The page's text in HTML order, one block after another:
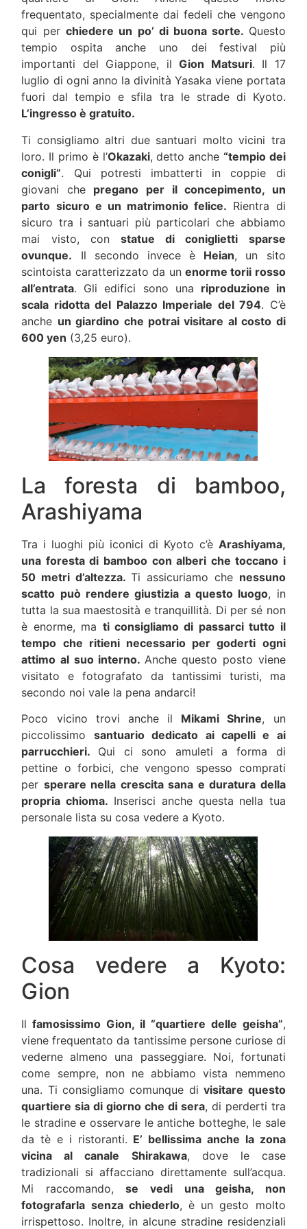
frequentato, specialmente dai fedeli che vengono
qui per chiedere un po’ di buona sorte. Questo
tempio ospita anche uno dei festival più
importanti del Giappone, ilGion Matsuri. Il 17
luglio di ogni anno la divinità Yasaka viene portata
fuori dal tempio e sfila tra le strade di Kyoto.
L’ingresso è gratuito.
Ti consigliamo altri due santuari molto vicini tra
loro. Il primo è l’Okazaki, detto anche “tempio dei
conigli”. Qui potresti imbatterti in coppie di
giovani che pregano per il concepimento, un
parto sicuro e un matrimonio felice. Rientra di
sicuro tra i santuari più particolari che abbiamo
mai visto, con statue di coniglietti sparse
ovunque. Il secondo invece è Heian, un sito
scintoista caratterizzato da un enorme torii rosso
all’entrata. Gli edifici sono una riproduzione in
scala ridotta del Palazzo Imperiale del 794. C’è
anche un giardino che potrai visitare al costo di
600 yen (3,25 euro).
La foresta di bamboo,
Arashiyama
Tra i luoghi più iconici di Kyoto c’è Arashiyama,
una foresta di bamboo con alberi che toccano i
50 metri d’altezza. Ti assicuriamo che nessuno
scatto può rendere giustizia a questo luogo, in
tutta la sua maestosità e tranquillità. Di per sé non
è enorme, ma ti consigliamo di passarci tutto il
tempo che ritieni necessario per goderti ogni
attimo al suo interno. Anche questo posto viene
visitato e fotografato da tantissimi turisti, ma
secondo noi vale la pena andarci!
Poco vicino trovi anche il Mikami Shrine, un
piccolissimo santuario dedicato ai capelli e ai
parrucchieri. Qui ci sono amuleti a forma di
pettine o forbici, che vengono spesso comprati
per sperare nella crescita sana e duratura della
propria chioma. Inserisci anche questa nella tua
personale lista su cosa vedere a Kyoto.
Cosa vedere a Kyoto:
Gion
Il famosissimo Gion, il “quartiere delle geisha”,
viene frequentato da tantissime persone curiose di
vederne almeno una passeggiare. Noi, fortunati
come sempre, non ne abbiamo vista nemmeno
una. Ti consigliamo comunque divisitare questo
quartiere sia di giorno che di sera, di perderti tra
le stradine e osservare le antiche botteghe, le sale
da tè e i ristoranti. E’ bellissima anche la zona
vicina al canale Shirakawa, dove le case
tradizionali si affacciano direttamente sull’acqua.
Mi raccomando,se vedi una geisha, non
fotografarla senza chiederlo, è un gesto molto
irrispettoso. Inoltre, in alcune stradine residenziali